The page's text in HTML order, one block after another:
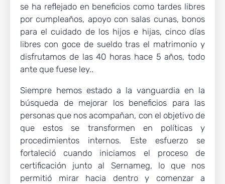
se ha reflejado en beneficios como tardes libres
por cumpleaños, apoyo con salas cunas, bonos
para el cuidado de los hijos e hijas, cinco días
libres con goce de sueldo tras el matrimonio y
disfrutamos de las 40 horas hace 5 años, todo
ante que fuese ley..
Siempre hemos estado a la vanguardia en la
búsqueda de mejorar los beneficios para las
personas que nos acompañan, con el objetivo de
que estos se transformen en políticas y
procedimientos internos. Este esfuerzo se
fortaleció cuando iniciamos el proceso de
certificación junto al Sernameg, lo que nos
permitió mirar hacia dentro y comenzar a